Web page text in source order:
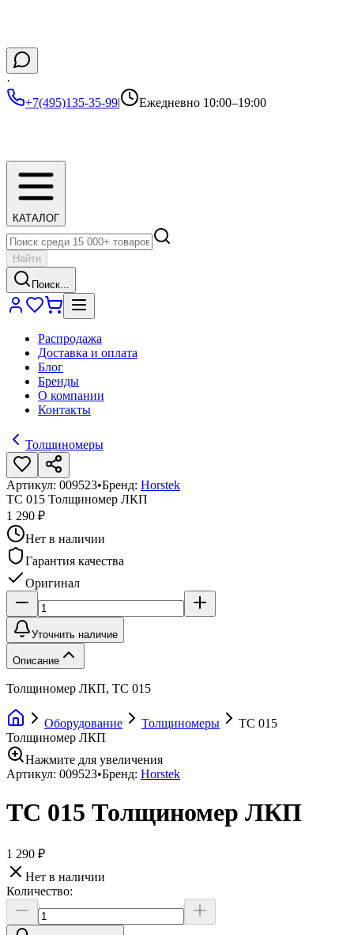
·
+7(495)135-35-99| Ежедневно 10:00–19:00
КАТАЛОГ
Найти
Поиск...
Распродажа
Доставка и оплата
Блог
Бренды
О компании
Контакты
Толщиномеры
Артикул: 009523•Бренд: Horstek
TC 015 Толщиномер ЛКП
1 290 ₽
Нет в наличии
Гарантия качества
Оригинал
Уточнить наличие
Описание
Толщиномер ЛКП, TC 015
Оборудование Толщиномеры
TC 015
Толщиномер ЛКП
Нажмите для увеличения
Артикул: 009523•Бренд: Horstek
TC 015 Толщиномер ЛКП
1 290 ₽
Нет в наличии
Количество: